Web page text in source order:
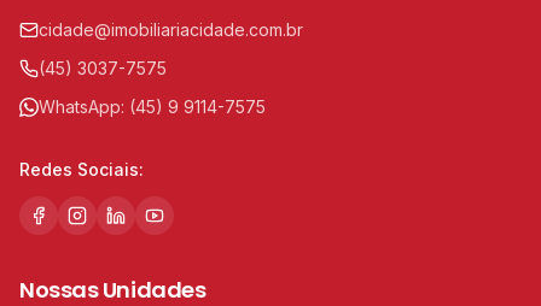
cidade@imobiliariacidade.com.br
(45) 3037-7575
WhatsApp: (45) 9 9114-7575
Redes Sociais:
Nossas Unidades